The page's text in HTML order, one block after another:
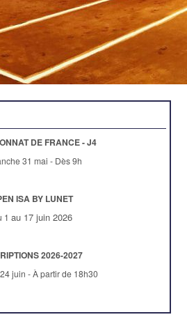
DE FRANCE - J4
31 mai - Dès 9h
ISA BY LUNET
1 au 17 juin 2026
2026-2027
juin - À partir de 18h30